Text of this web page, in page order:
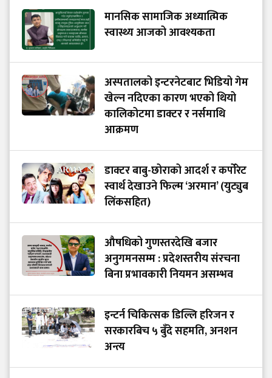
मानसिक सामाजिक अध्यात्मिक
स्वास्थ्य आजको आवश्यकता
अस्पतालको इन्टरनेटबाट भिडियो गेम
खेल्न नदिएका कारण भएको थियो
कालिकोटमा डाक्टर र नर्समाथि
आक्रमण
डाक्टर बाबु-छोराको आदर्श र कर्पोरेट
स्वार्थ देखाउने फिल्म ‘अरमान’ (युट्युब
लिंकसहित)
औषधिको गुणस्तरदेखि बजार
अनुगमनसम्म : प्रदेशस्तरीय संरचना
बिना प्रभावकारी नियमन असम्भव
इन्टर्न चिकित्सक डिल्लि हरिजन र
सरकारबिच ५ बुँदे सहमति, अनशन
अन्त्य